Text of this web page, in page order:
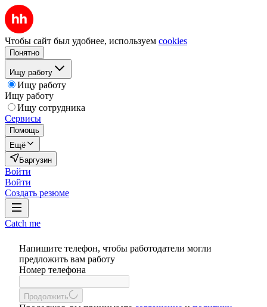
Чтобы сайт был удобнее, используем cookies
Понятно
Ищу работу
Ищу работу
Ищу работу
Ищу сотрудника
Сервисы
Помощь
Ещё
Баргузин
Войти
Войти
Создать резюме
Catch me
Напишите телефон, чтобы работодатели могли
предложить вам работу
Номер телефона
Продолжить